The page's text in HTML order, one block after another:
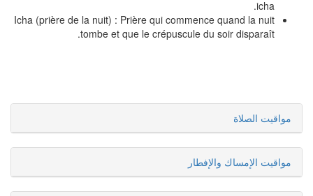
Icha (prière de la nuit) : Prière qui commence quand la nuit
tombe et que le crépuscule du soir disparaît.
مواقيت الصلاة
مواقيت الإمساك والإفطار